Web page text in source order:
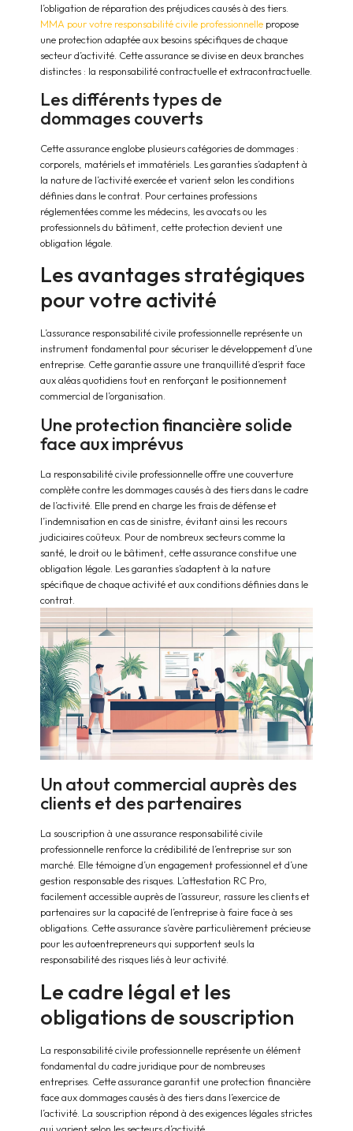
l’obligation de réparation des préjudices causés à des tiers.
MMA pour votre responsabilité civile professionnelle propose
une protection adaptée aux besoins spécifiques de chaque
secteur d’activité. Cette assurance se divise en deux branches
distinctes : la responsabilité contractuelle et extracontractuelle.
Les différents types de
dommages couverts
Cette assurance englobe plusieurs catégories de dommages :
corporels, matériels et immatériels. Les garanties s’adaptent à
la nature de l’activité exercée et varient selon les conditions
définies dans le contrat. Pour certaines professions
réglementées comme les médecins, les avocats ou les
professionnels du bâtiment, cette protection devient une
obligation légale.
Les avantages stratégiques
pour votre activité
L’assurance responsabilité civile professionnelle représente un
instrument fondamental pour sécuriser le développement d’une
entreprise. Cette garantie assure une tranquillité d’esprit face
aux aléas quotidiens tout en renforçant le positionnement
commercial de l’organisation.
Une protection financière solide
face aux imprévus
La responsabilité civile professionnelle offre une couverture
complète contre les dommages causés à des tiers dans le cadre
de l’activité. Elle prend en charge les frais de défense et
l’indemnisation en cas de sinistre, évitant ainsi les recours
judiciaires coûteux. Pour de nombreux secteurs comme la
santé, le droit ou le bâtiment, cette assurance constitue une
obligation légale. Les garanties s’adaptent à la nature
spécifique de chaque activité et aux conditions définies dans le
contrat.
Un atout commercial auprès des
clients et des partenaires
La souscription à une assurance responsabilité civile
professionnelle renforce la crédibilité de l’entreprise sur son
marché. Elle témoigne d’un engagement professionnel et d’une
gestion responsable des risques. L’attestation RC Pro,
facilement accessible auprès de l’assureur, rassure les clients et
partenaires sur la capacité de l’entreprise à faire face à ses
obligations. Cette assurance s’avère particulièrement précieuse
pour les autoentrepreneurs qui supportent seuls la
responsabilité des risques liés à leur activité.
Le cadre légal et les
obligations de souscription
La responsabilité civile professionnelle représente un élément
fondamental du cadre juridique pour de nombreuses
entreprises. Cette assurance garantit une protection financière
face aux dommages causés à des tiers dans l’exercice de
l’activité. La souscription répond à des exigences légales strictes